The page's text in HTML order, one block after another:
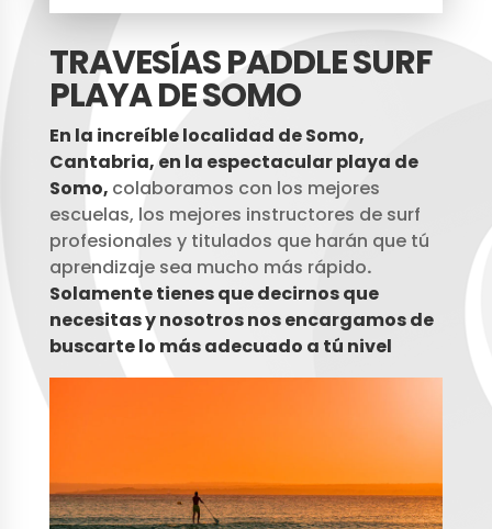
TRAVESÍAS PADDLE SURF
PLAYA DE SOMO
En la increíble localidad de Somo,
Cantabria, en la espectacular playa de
Somo, colaboramos con los mejores
escuelas, los mejores instructores de surf
profesionales y titulados que harán que tú
aprendizaje sea mucho más rápido.
Solamente tienes que decirnos que
necesitas y nosotros nos encargamos de
buscarte lo más adecuado a tú nivel